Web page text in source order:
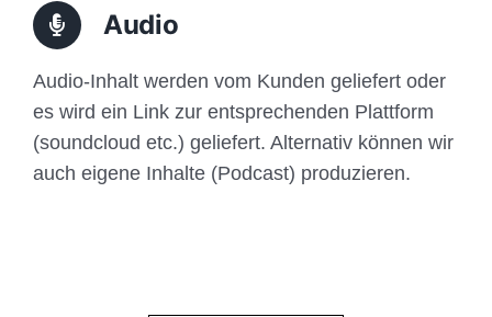
Audio
Audio-Inhalt werden vom Kunden geliefert oder
es wird ein Link zur entsprechenden Plattform
(soundcloud etc.) geliefert. Alternativ können wir
auch eigene Inhalte (Podcast) produzieren.